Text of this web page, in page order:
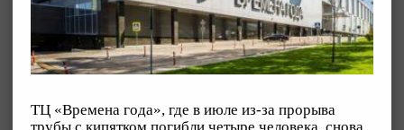
ТЦ «Времена года», где в июле из-за прорыва